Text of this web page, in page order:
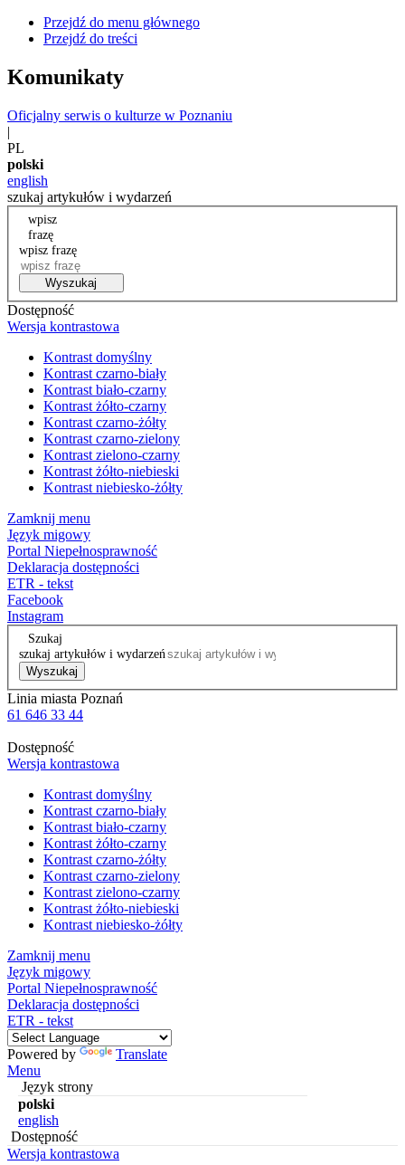
Przejdź do menu głównego
Przejdź do treści
Komunikaty
Oficjalny serwis o kulturze w Poznaniu
|
PL
polski
english
szukaj artykułów i wydarzeń
wpisz
frazę
wpisz frazę
Wyszukaj
Dostępność
Wersja kontrastowa
Kontrast domyślny
Kontrast czarno-biały
Kontrast biało-czarny
Kontrast żółto-czarny
Kontrast czarno-żółty
Kontrast czarno-zielony
Kontrast zielono-czarny
Kontrast żółto-niebieski
Kontrast niebiesko-żółty
Zamknij menu
Język migowy
Portal Niepełnosprawność
Deklaracja dostępności
ETR - tekst
Facebook
Instagram
Szukaj
szukaj artykułów i wydarzeń
Wyszukaj
Linia miasta Poznań
61 646 33 44
Dostępność
Wersja kontrastowa
Kontrast domyślny
Kontrast czarno-biały
Kontrast biało-czarny
Kontrast żółto-czarny
Kontrast czarno-żółty
Kontrast czarno-zielony
Kontrast zielono-czarny
Kontrast żółto-niebieski
Kontrast niebiesko-żółty
Zamknij menu
Język migowy
Portal Niepełnosprawność
Deklaracja dostępności
ETR - tekst
Powered by
Translate
Menu
Język strony
polski
english
Dostępność
Wersja kontrastowa